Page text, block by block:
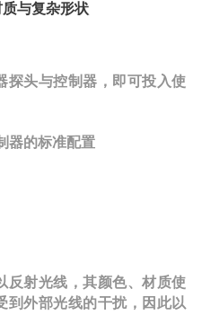
与复杂形状
探头与控制器，即可投入使
器的标准配置
反射光线，其颜色、材质使
到外部光线的干扰，因此以